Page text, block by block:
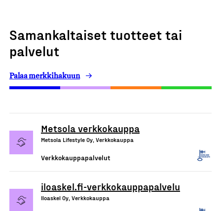
Samankaltaiset tuotteet tai
palvelut
Palaa merkkihakuun
Metsola verkkokauppa
Metsola Lifestyle Oy, Verkkokauppa
Verkkokauppapalvelut
iloaskel.fi-verkkokauppapalvelu
Iloaskel Oy, Verkkokauppa